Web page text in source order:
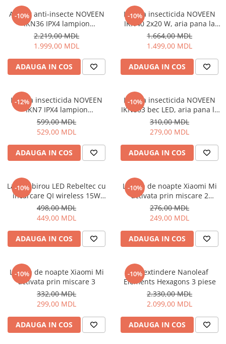
Aparate de călcat cu aburi
Fiare de călcat
-10%
Aparat anti-insecte NOVEEN
IKN36 IPX4 lampion
profesional, aria pana la 120
m2
2.219,00 MDL
1.999,00 MDL
ADAUGA IN COS
-10%
Lampa insecticida NOVEEN
IKN40 2x20 W, aria pana la
180 m2
1.664,00 MDL
1.499,00 MDL
ADAUGA IN COS
-12%
Lampa insecticida NOVEEN
IKN7 IPX4 lampion
profesional, aria pana la 55
m2
599,00 MDL
529,00 MDL
ADAUGA IN COS
-10%
Lampa insecticida NOVEEN
IKN803 bec LED, aria pana la
40 m2
310,00 MDL
279,00 MDL
ADAUGA IN COS
-10%
Lampa birou LED Rebeltec cu
incarcare QI wireless 15W
W601, Alb
498,00 MDL
449,00 MDL
ADAUGA IN COS
-10%
Lampa de noapte Xiaomi Mi
activata prin miscare 2
Bluetooth
276,00 MDL
249,00 MDL
ADAUGA IN COS
-10%
Lampa de noapte Xiaomi Mi
activata prin miscare 3
332,00 MDL
299,00 MDL
ADAUGA IN COS
-10%
Set extindere Nanoleaf
Elements Hexagons 3 piese
2.330,00 MDL
2.099,00 MDL
ADAUGA IN COS